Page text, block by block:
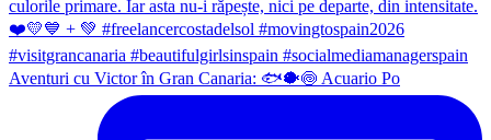
Aventuri cu Victor în Gran Canaria: 🐟🐡🍥 Acuario Po